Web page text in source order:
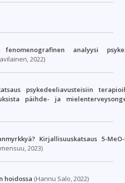
analyysi
2022)
psykedeeliavusteisiin
päihde- ja
Kirjallisuuskatsaus 5-MeO-
2023)
hoidossa (Hannu Salo, 2022)